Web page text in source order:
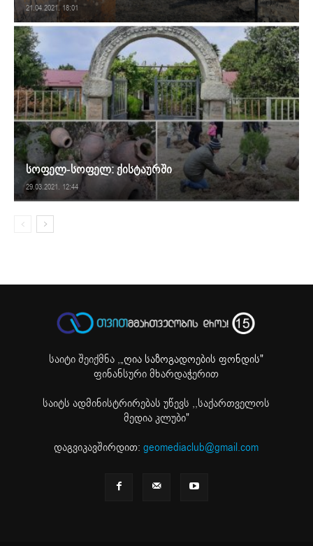
21.04.2021. 18:01
სოფელ-სოფელ: ქისტაურში
29.03.2021. 12:44
საიტი შეიქმნა ,„ღია საზოგადოების ფონდის"
ფინანსური მხარდაჭერით
საიტს ადმინისტრირებას უწევს ,,საქართველოს
მედია კლუბი"
დაგვიკავშირდით:geomediaclub@gmail.com